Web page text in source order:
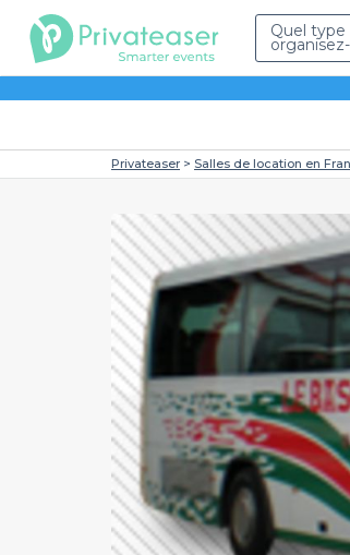
Quel
Privateaser Salles de location en